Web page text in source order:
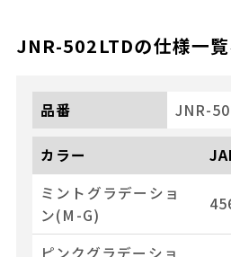
JNR-502LTDの仕様一
品番 JNR-
カラー
ミントグラデーショ
ン(M-G)